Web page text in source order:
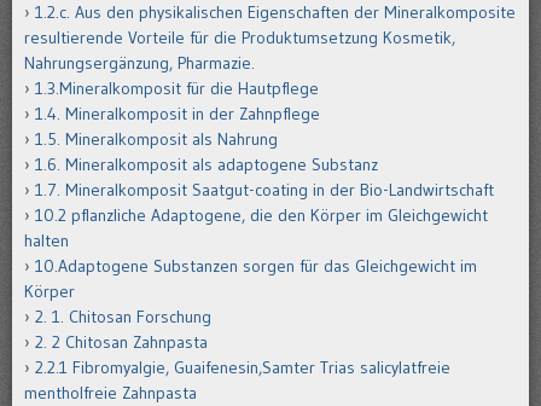
1.2.c. Aus den physikalischen Eigenschaften der Mineralkomposite
resultierende Vorteile für die Produktumsetzung Kosmetik,
Nahrungsergänzung, Pharmazie.
1.3.Mineralkomposit für die Hautpflege
1.4. Mineralkomposit in der Zahnpflege
1.5. Mineralkomposit als Nahrung
1.6. Mineralkomposit als adaptogene Substanz
1.7. Mineralkomposit Saatgut-coating in der Bio-Landwirtschaft
10.2 pflanzliche Adaptogene, die den Körper im Gleichgewicht
halten
10.Adaptogene Substanzen sorgen für das Gleichgewicht im
Körper
2. 1. Chitosan Forschung
2. 2 Chitosan Zahnpasta
2.2.1 Fibromyalgie, Guaifenesin,Samter Trias salicylatfreie
mentholfreie Zahnpasta